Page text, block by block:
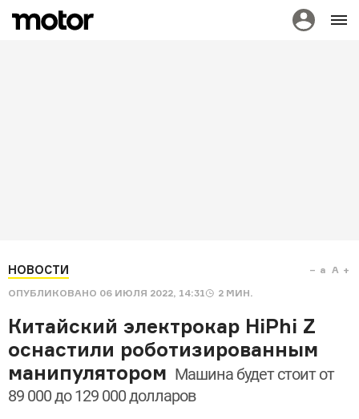
НОВОСТИ
ОПУБЛИКОВАНО 06 ИЮЛЯ 2022, 14:31 2 МИН.
a A
Китайский электрокар HiPhi Z
оснастили роботизированным
манипулятором Машина будет стоит от
89 000 до 129 000 долларов